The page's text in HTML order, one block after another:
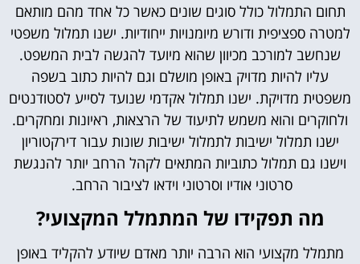
תחום התמלול כולל סוגים שונים כאשר כל אחד מהם מותאם
למטרה ספציפית ודורש מיומנויות ייחודיות. ישנו תמלול משפטי
שנחשב למורכב מכיוון שהוא מיועד להגשה לבית המשפט.
עליו להיות מדויק באופן מושלם וגם להיות כתוב בשפה
משפטית מדויקת. ישנו תמלול אקדמי שנועד לסייע לסטודנטים
ולחוקרים והוא משמש לתיעוד של הרצאות, ראיונות ומחקרים.
ישנו תמלול ישיבות לתמלול ישיבות שונות עבור דירקטוריון
וישנו גם תמלול כתוביות המתאים לקהל הרחב יותר להנגשת
סרטוני אודיו וסרטוני וידאו לציבור הרחב.
מה תפקידו של המתמלל המקצועי?
מתמלל מקצועי הוא הרבה יותר מאדם שיודע להקליד באופן